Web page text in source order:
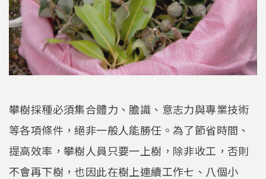
攀樹採種必須集合體力、膽識、意志力與專業技術
等各項條件，絕非一般人能勝任。為了節省時間、
提高效率，攀樹人員只要一上樹，除非收工，否則
不會再下樹，也因此在樹上連續工作七、八個小